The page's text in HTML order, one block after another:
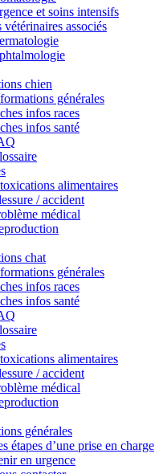
et soins intensifs
vétérinaires associés
chien
générales
infos races
infos santé
alimentaires
/ accident
médical
chat
générales
infos races
infos santé
alimentaires
/ accident
médical
générales
étapes d’une prise en charge
en urgence